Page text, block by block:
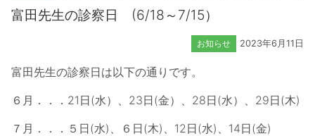
富田先生の診察日 (6/18～7/15）
お知らせ 2023年6月11日
富田先生の診察日は以下の通りです。
６月．．．21日(水）、23日(金）、28日(水）、29日(木)
７月．．．５日(水)、６日(木)、12日(水)、14日(金)